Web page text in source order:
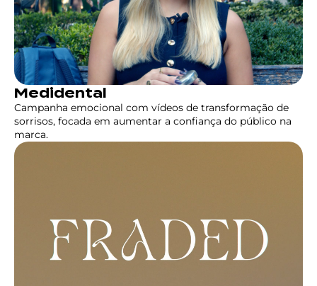
Medidental
Campanha emocional com vídeos de transformação de
sorrisos, focada em aumentar a confiança do público na
marca.